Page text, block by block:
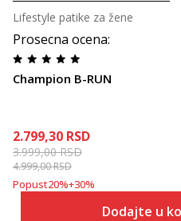
Prosecna ocena:
Champion B-RUN
Lifestyle patike za žene
2.799,30 RSD
3.999,00RSD
4.999,00RSD
Popust20%+30%
Dodajte u